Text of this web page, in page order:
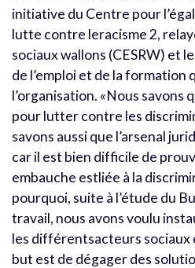
initiative du Centre pour
lutte contre leracisme 2,
sociaux wallons (CESRW) et
de l’emploi et de la formation
l’organisation. «Nous savons
pour lutter contre les
savons aussi que l’arsenal
car il est bien difficile de
embauche estliée à la
pourquoi, suite à l’étude du
travail, nous avons voulu
les différentsacteurs
but est de dégager des